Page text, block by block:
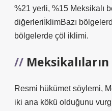
%21 yerli, %15 Meksikalı
diğerleriİklimBazı
bölgelerde çöl iklimi.
Resmi hükümet söylemi,
iki ana kökü olduğunu